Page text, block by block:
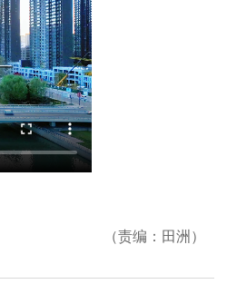
（责编：田洲）